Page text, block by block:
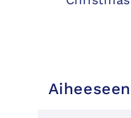
selaus